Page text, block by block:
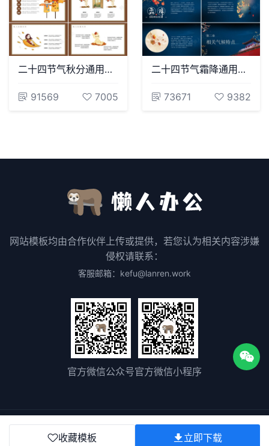
收藏模板 立即下载
二十四节气秋分通用PPT模板(9)
91569 7005
二十四节气霜降通用PPT模板(58)
73671 9382
网站模板均由合作伙伴上传或提供，若您认为相关内容涉嫌
侵权请联系：
客服邮箱：kefu@lanren.work
官方微信公众号官方微信小程序
关于我们 用户协议 隐私协议 版权声明
联系我们